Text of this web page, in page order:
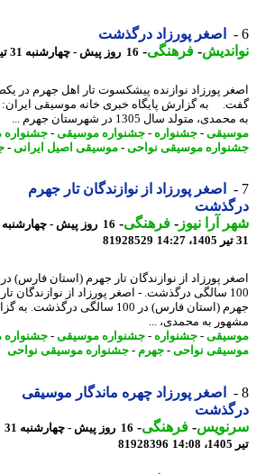
اصغر پورزاد درگذشت
-فرهنگی-16 روز پیش - چهارشنبه 31 تیر 1405، 16:41
پورزاد نوازنده پیشکسوت تار اهل جهرم در یکصد
به گزارش پایگاه خبری خانه موسیقی ایران: زنده
متولد سال 1305 در شهرستان جهرم ...
-جشنواره- جشنواره موسیقی-جشنواره
موسیقی نواحی -موسیقی اصیل ایرانی- جهرم
اصغر پورزاد از نوازندگان تار جهرم
آرا نیوز-فرهنگی-
16 روز پیش - چهارشنبه
81928529
پورزاد از نوازندگان تار جهرم (استان فارس) در
100 سالگی درگذشت. - اصغر پورزاد از نوازندگان تار
جهرم (استان فارس) در 100 سالگی
به محمدی، ...
-جشنواره- جشنواره موسیقی-جشنواره
نواحی -جهرم-جشنواره موسیقی نواحی
اصغر پورزاد چهره ماندگار موسیقی
-فرهنگی-
16 روز پیش - چهارشنبه 31
81928396